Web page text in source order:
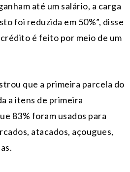
até um salário, a carga
foi reduzida em 50%”, disse
é feito por meio de um
que a primeira parcela do
a itens de primeira
83% foram usados para
atacados, açougues,